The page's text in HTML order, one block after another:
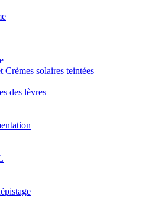
Crèmes solaires teintées
des lèvres